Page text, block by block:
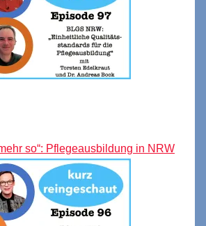
so“: Pflegeausbildung in NRW